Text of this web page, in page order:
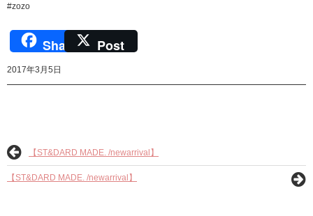
#zozo
Share Post
2017年3月5日
【ST&DARD MADE. /newarrival】
【ST&DARD MADE. /newarrival】